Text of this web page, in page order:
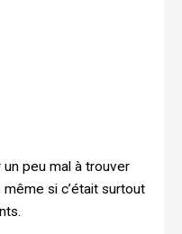
peu mal à trouver
si c’était surtout